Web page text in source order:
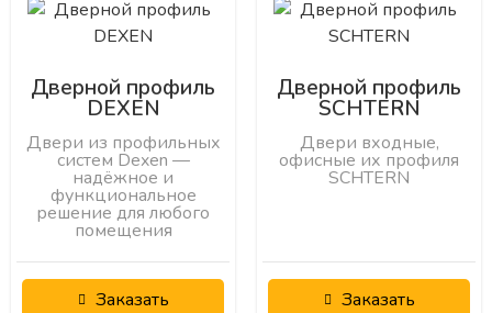
Дверной профиль
DEXEN
Двери из профильных
систем Dexen —
надёжное и
функциональное
решение для любого
помещения
Заказать
Дверной профиль
SCHTERN
Двери входные,
офисные их профиля
SCHTERN
Заказать